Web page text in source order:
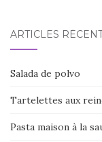
ARTICLES
Salada de polvo
Tartelettes aux
Pasta maison à la